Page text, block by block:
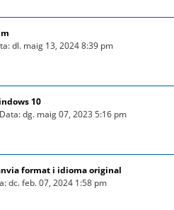
dl. maig 13, 2024 8:39 pm
10
Data: dg. maig 07, 2023 5:16 pm
format i idioma original
dc. feb. 07, 2024 1:58 pm